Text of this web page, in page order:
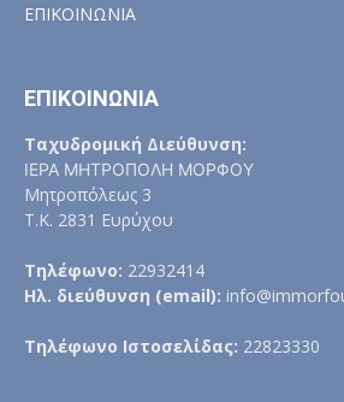
ΕΠΙΚΟΙΝΩΝΙΑ
ΕΠΙΚΟΙΝΩΝΙΑ
Ταχυδρομική Διεύθυνση:
ΙΕΡΑ ΜΗΤΡΟΠΟΛΗ ΜΟΡΦΟΥ
Μητροπόλεως 3
Τ.Κ. 2831 Ευρύχου
Τηλέφωνο: 22932414
Ηλ. διεύθυνση (email):
Τηλέφωνο Ιστοσελίδας: 22823330